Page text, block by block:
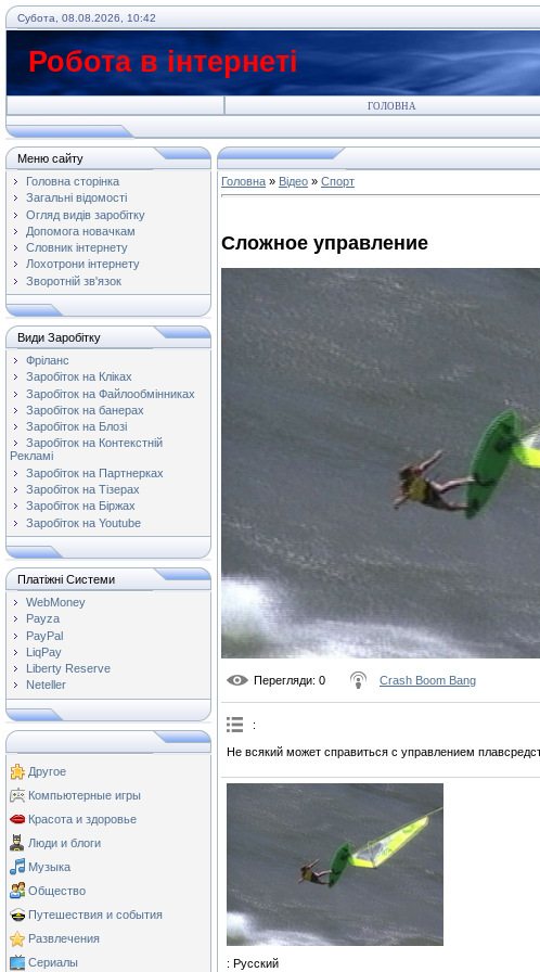
Субота, 08.08.2026, 10:42
Робота в інтернеті
ГОЛОВНА
Меню сайту
Головна сторінка
Загальні відомості
Огляд видів заробітку
Допомога новачкам
Словник інтернету
Лохотрони інтернету
Зворотній зв'язок
Види Заробітку
Фріланс
Заробіток на Кліках
Заробіток на Файлообмінниках
Заробіток на банерах
Заробіток на Блозі
Заробіток на Контекстній
Рекламі
Заробіток на Партнерках
Заробіток на Тізерах
Заробіток на Біржах
Заробіток на Youtube
Платіжні Системи
WebMoney
Payza
PayPal
LiqPay
Liberty Reserve
Neteller
Другое
Компьютерные игры
Красота и здоровье
Люди и блоги
Музыка
Общество
Путешествия и события
Развлечения
Сериалы
Головна » Відео » Спорт
Сложное управление
Перегляди: 0 Crash Boom Bang
:
Не всякий может справиться с управлением
: Русский